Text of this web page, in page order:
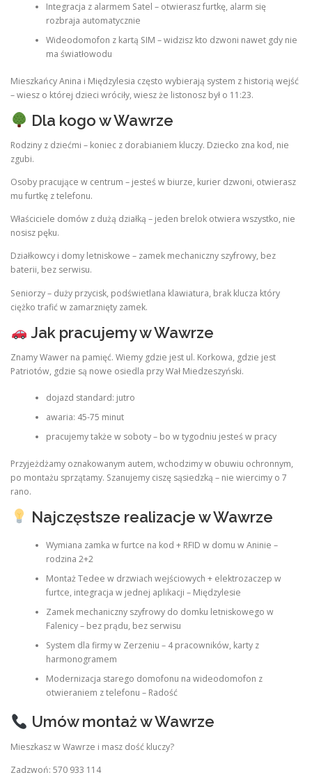
Integracja z alarmem Satel – otwierasz furtkę, alarm się
rozbraja automatycznie
Wideodomofon z kartą SIM – widzisz kto dzwoni nawet gdy nie
ma światłowodu
Mieszkańcy Anina i Międzylesia często wybierają system z historią wejść
– wiesz o której dzieci wróciły, wiesz że listonosz był o 11:23.
Dla kogo w Wawrze
Rodziny z dziećmi – koniec z dorabianiem kluczy. Dziecko zna kod, nie
zgubi.
Osoby pracujące w centrum – jesteś w biurze, kurier dzwoni, otwierasz
mu furtkę z telefonu.
Właściciele domów z dużą działką – jeden brelok otwiera wszystko, nie
nosisz pęku.
Działkowcy i domy letniskowe – zamek mechaniczny szyfrowy, bez
baterii, bez serwisu.
Seniorzy – duży przycisk, podświetlana klawiatura, brak klucza który
ciężko trafić w zamarznięty zamek.
Jak pracujemy w Wawrze
Znamy Wawer na pamięć. Wiemy gdzie jest ul. Korkowa, gdzie jest
Patriotów, gdzie są nowe osiedla przy Wał Miedzeszyński.
dojazd standard: jutro
awaria: 45-75 minut
pracujemy także w soboty – bo w tygodniu jesteś w pracy
Przyjeżdżamy oznakowanym autem, wchodzimy w obuwiu ochronnym,
po montażu sprzątamy. Szanujemy ciszę sąsiedzką – nie wiercimy o 7
rano.
Najczęstsze realizacje w Wawrze
Wymiana zamka w furtce na kod + RFID w domu w Aninie –
rodzina 2+2
Montaż Tedee w drzwiach wejściowych + elektrozaczep w
furtce, integracja w jednej aplikacji – Międzylesie
Zamek mechaniczny szyfrowy do domku letniskowego w
Falenicy – bez prądu, bez serwisu
System dla firmy w Zerzeniu – 4 pracowników, karty z
harmonogramem
Modernizacja starego domofonu na wideodomofon z
otwieraniem z telefonu – Radość
Umów montaż w Wawrze
Mieszkasz w Wawrze i masz dość kluczy?
Zadzwoń: 570 933 114